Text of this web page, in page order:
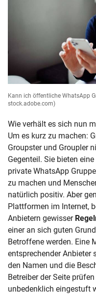
Kann ich öffentliche WhatsApp
stock.adobe.com)
Wie verhält es sich nun
Um es kurz zu machen:
Groupster und Groupler
Gegenteil. Sie bieten
private WhatsApp
zu machen und
natürlich positiv. Aber
Plattformen im Internet,
Anbietern gewisser
einer an sich guten
Betroffene werden. Eine
entsprechender Anbieter
den Namen und die
Betreiber der Seite
unbedenklich eingestuft